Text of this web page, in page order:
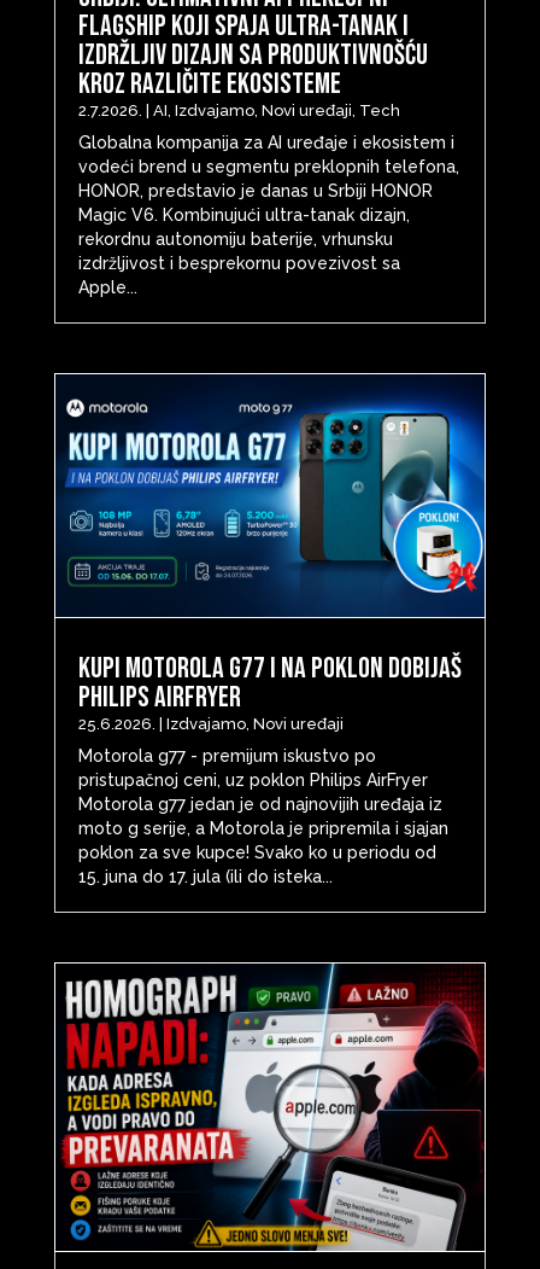
flagship koji spaja ultra-tanak i
izdržljiv dizajn sa produktivnošću
kroz različite ekosisteme
2.7.2026. AI, Izdvajamo, Novi uređaji, Tech
Globalna kompanija za AI uređaje i ekosistem i
vodeći brend u segmentu preklopnih telefona,
HONOR, predstavio je danas u Srbiji HONOR
Magic V6. Kombinujući ultra-tanak dizajn,
rekordnu autonomiju baterije, vrhunsku
izdržljivost i besprekornu povezivost sa
Apple...
Kupi Motorola G77 i na poklon dobijaš
Philips AirFryer
25.6.2026. Izdvajamo, Novi uređaji
Motorola g77 - premijum iskustvo po
pristupačnoj ceni, uz poklon Philips AirFryer
Motorola g77 jedan je od najnovijih uređaja iz
moto g serije, a Motorola je pripremila i sjajan
poklon za sve kupce! Svako ko u periodu od
15. juna do 17. jula (ili do isteka...